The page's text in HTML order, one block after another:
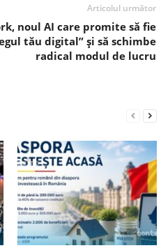
Articolul următor
noul AI care promite să fie
tău digital” și să schimbe
radical modul de lucru